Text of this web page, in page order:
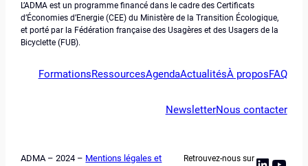
L’ADMA est un programme financé dans le cadre des Certificats
d’Économies d’Energie (CEE) du Ministère de la Transition Écologique,
et porté par la Fédération française des Usagères et des Usagers de la
Bicyclette (FUB).
FormationsRessourcesAgendaActualitésÀ proposFAQ
NewsletterNous contacter
ADMA – 2024 – Mentions légales et
Retrouvez-nous sur